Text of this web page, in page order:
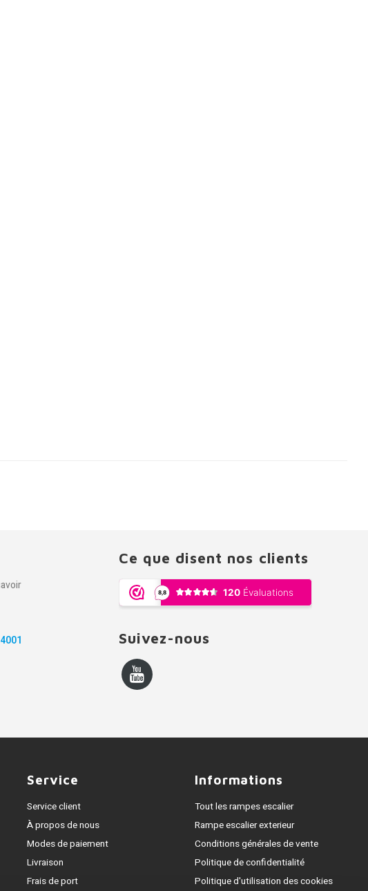
Ce que disent nos clients
Suivez-nous
Service
Service client
À propos de nous
Modes de paiement
Livraison
Frais de port
Informations
Tout les rampes escalier
Rampe escalier exterieur
Conditions générales de vente
Politique de confidentialité
Politique d'utilisation des cookies